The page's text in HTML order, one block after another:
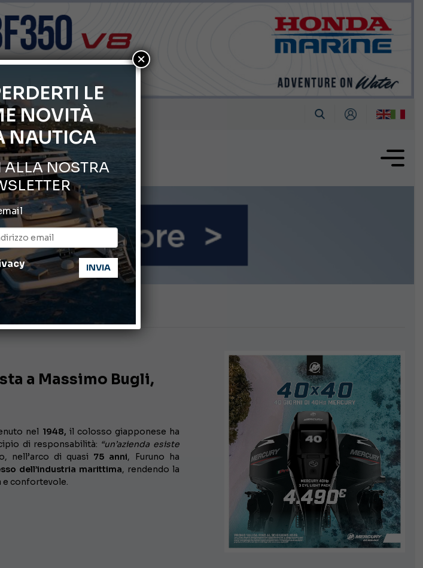
acquisisce Geniuss
Internazionale di Genova
di Wakeboard 2026
2026: tutte le novità attese a settembre
l’orologio per il diportista
a Massimo Bugli,
nel 1948, il colosso giapponese ha
di responsabilità: “un’azienda esiste
nell’arco di quasi 75 anni, Furuno ha
dell’industria marittima, rendendo la
e confortevole.
LE
NOVITÀ
NAUTICA
ALLA NOSTRA
×